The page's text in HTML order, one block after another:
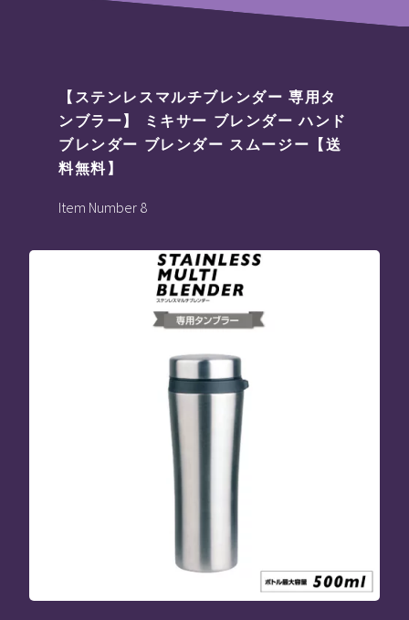
【ステンレスマルチブレンダー 専用タ
ンブラー】 ミキサー ブレンダー ハンド
ブレンダー ブレンダー スムージー【送
料無料】
Item Number 8